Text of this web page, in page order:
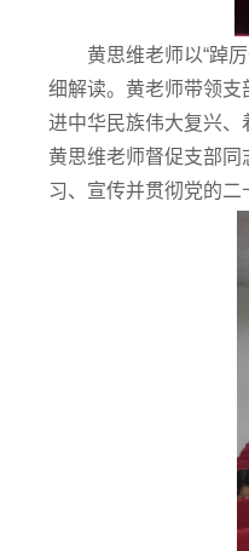
黄思维老师以“踔
细解读。黄老师带领
进中华民族伟大复兴
黄思维老师督促支部
习、宣传并贯彻党的二